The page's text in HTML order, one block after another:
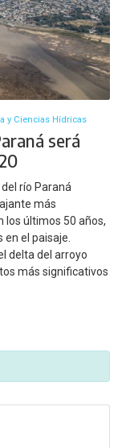
y Ciencias Hídricas
será
río Paraná
más
los últimos 50 años,
el paisaje.
delta del arroyo
más significativos